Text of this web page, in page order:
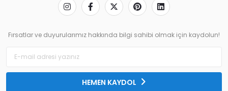
Fırsatlar ve duyurularımız hakkında bilgi sahibi olmak için kaydolun!
HEMEN KAYDOL